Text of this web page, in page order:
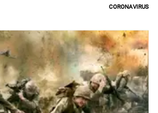
Coronavirus